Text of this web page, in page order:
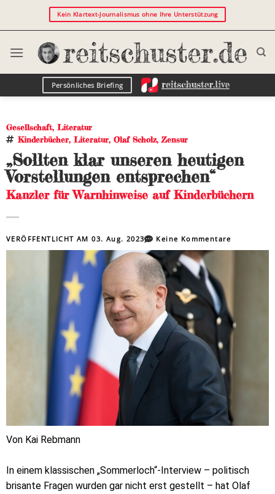
Kein Klartext-Journalismus ohne Ihre Unterstützung
Persönliches Briefing
Gesellschaft, Literatur
Kinderbücher, Literatur, Olaf Scholz, Zensur
„Sollten klar unseren heutigen
Vorstellungen entsprechen“
Kanzler für Warnhinweise auf Kinderbüchern
VERÖFFENTLICHT AM03. Aug. 2023 Keine Kommentare
Von Kai Rebmann
In einem klassischen „Sommerloch“-Interview – politisch
brisante Fragen wurden gar nicht erst gestellt – hat Olaf